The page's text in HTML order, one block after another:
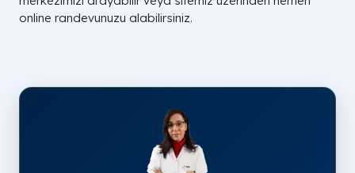
online randevunuzu alabilirsiniz.